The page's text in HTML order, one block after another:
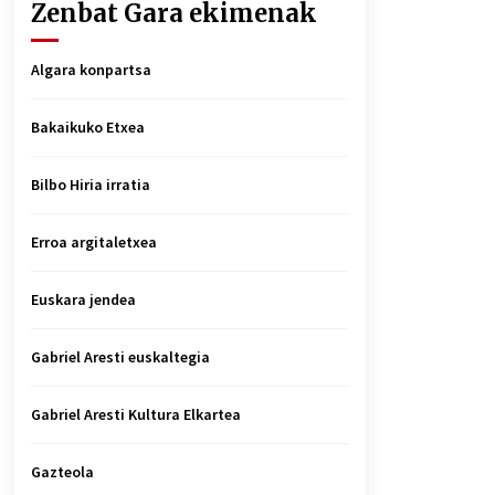
Zenbat Gara ekimenak
Algara konpartsa
Bakaikuko Etxea
Bilbo Hiria irratia
Erroa argitaletxea
Euskara jendea
Gabriel Aresti euskaltegia
Gabriel Aresti Kultura Elkartea
Gazteola